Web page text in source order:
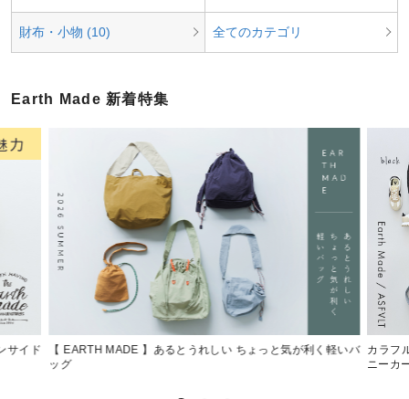
財布・小物 (10) 全てのカテゴリ
Earth Made 新着特集
サイド
【 EARTH MADE 】あるとうれしい ちょっと気が利く軽いバ
ッグ
カラフ
ニーカ